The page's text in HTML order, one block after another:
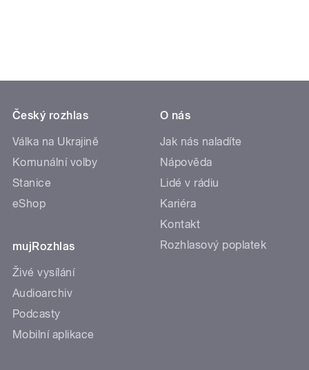
Český rozhlas
Válka na Ukrajině
Komunální volby
Stanice
eShop
mujRozhlas
Živé vysílání
Audioarchiv
Podcasty
Mobilní aplikace
O nás
Jak nás naladíte
Nápověda
Lidé v rádiu
Kariéra
Kontakt
Rozhlasový poplatek